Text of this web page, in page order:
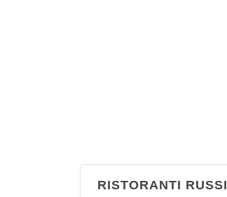
RISTORANTI RUSSI